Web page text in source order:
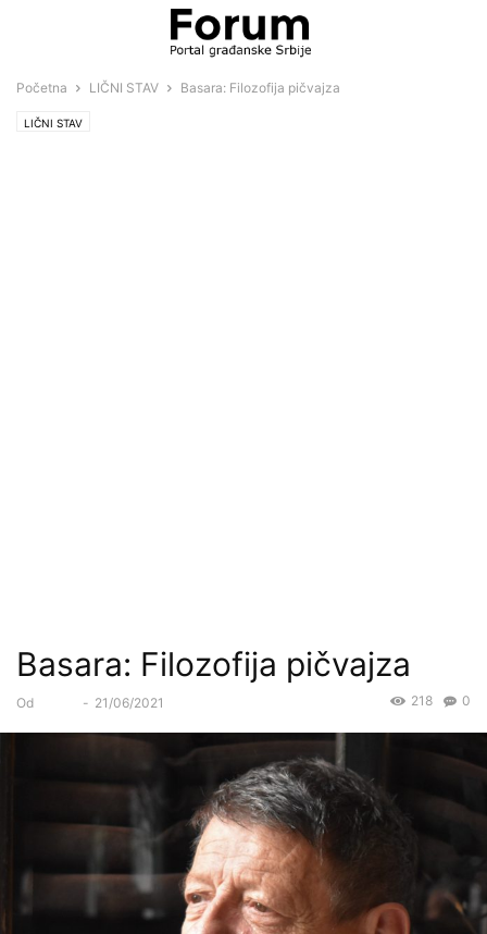
Početna LIČNI STAV Basara: Filozofija pičvajza
LIČNI STAV
Basara: Filozofija pičvajza
Od - 21/06/2021 0
218